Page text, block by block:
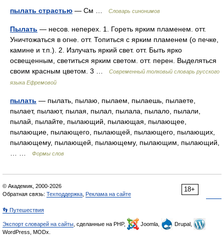
пылать страстью — См … Словарь синонимов
Пылать — несов. неперех. 1. Гореть ярким пламенем. отт.
Уничтожаться в огне. отт. Топиться с ярким пламенем (о печке,
камине и т.п.). 2. Излучать яркий свет. отт. Быть ярко
освещенным, светиться ярким светом. отт. перен. Выделяться
своим красным цветом. 3 …
Современный толковый словарь русского
языка Ефремовой
пылать — пылать, пылаю, пылаем, пылаешь, пылаете,
пылает, пылают, пылая, пылал, пылала, пылало, пылали,
пылай, пылайте, пылающий, пылающая, пылающее,
пылающие, пылающего, пылающей, пылающего, пылающих,
пылающему, пылающей, пылающему, пылающим, пылающий,
Формы слов
18+
© Академик, 2000-2026
Обратная связь: Техподдержка Реклама на сайте
👣 Путешествия
Экспорт словарей на сайты , сделанные на PHP, Joomla,
Drupal,
WordPress, MODx.